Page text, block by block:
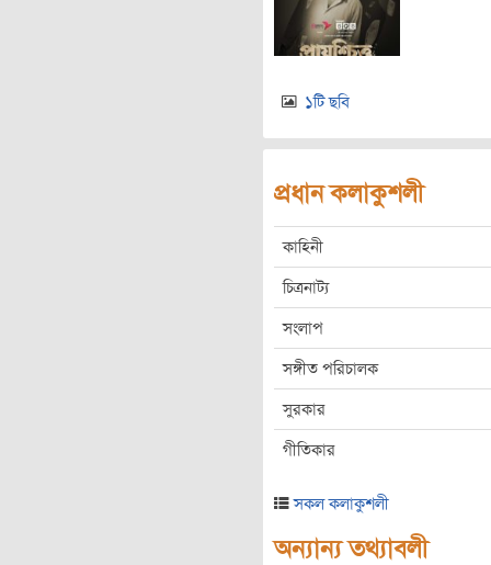
১টি ছবি
প্রধান কলাকুশলী
কাহিনী
চিত্রনাট্য
সংলাপ
সঙ্গীত পরিচালক
সুরকার
গীতিকার
সকল কলাকুশলী
অন্যান্য তথ্যাবলী